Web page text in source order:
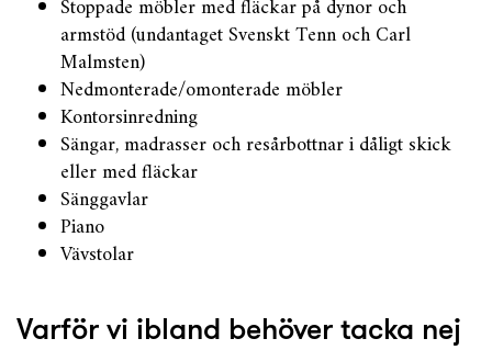
Stoppade möbler med fläckar på dynor och
armstöd (undantaget Svenskt Tenn och Carl
Malmsten)
Nedmonterade/omonterade möbler
Kontorsinredning
Sängar, madrasser och resårbottnar i dåligt skick
eller med fläckar
Sänggavlar
Piano
Vävstolar
Varför vi ibland behöver tacka nej